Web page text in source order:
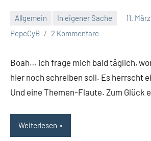
Allgemein In eigener Sache
11.
PepeCyB
2 Kommentare
Boah… ich frage mich bald täglich,
hier noch schreiben soll. Es herrscht
Und eine Themen-Flaute. Zum
Weiterlesen